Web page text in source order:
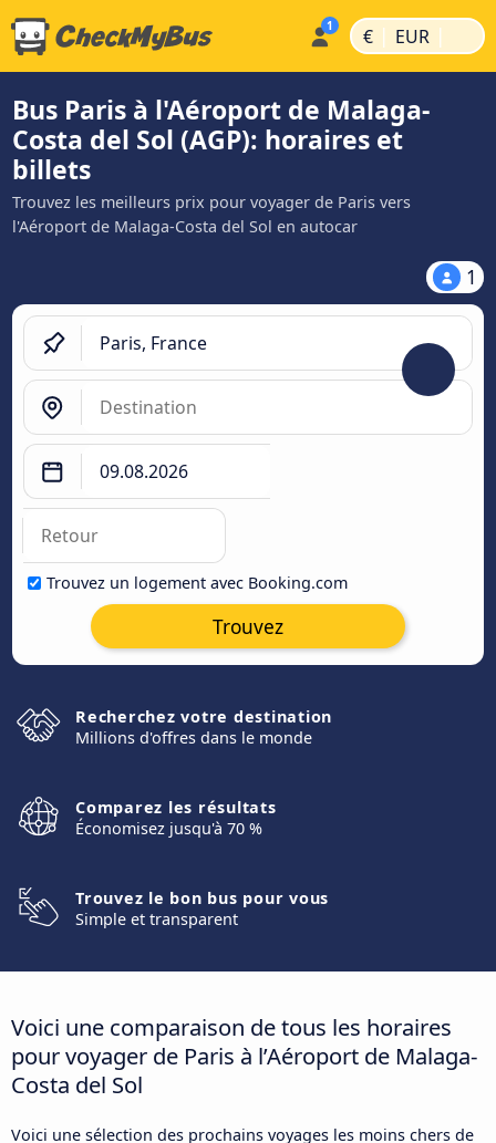
€ | EUR |
Bus Paris à l'Aéroport de Malaga-
Costa del Sol (AGP): horaires et
billets
Trouvez les meilleurs prix pour voyager de Paris vers
l'Aéroport de Malaga-Costa del Sol en autocar
1
Trouvez un logement avec Booking.com
Trouvez
Recherchez votre destination
Millions d'offres dans le monde
Comparez les résultats
Économisez jusqu'à 70 %
Trouvez le bon bus pour vous
Simple et transparent
Voici une comparaison de tous les horaires
pour voyager de Paris à l’Aéroport de Malaga-
Costa del Sol
Voici une sélection des prochains voyages les moins chers de